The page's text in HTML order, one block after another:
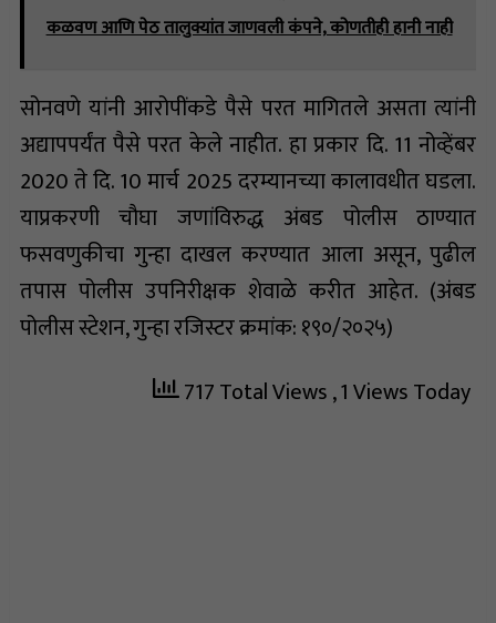
कळवण आणि पेठ तालुक्यांत जाणवली कंपने, कोणतीही हानी नाही
सोनवणे यांनी आरोपींकडे पैसे परत मागितले असता त्यांनी
अद्यापपर्यंत पैसे परत केले नाहीत. हा प्रकार दि. 11 नोव्हेंबर
2020 ते दि. 10 मार्च 2025 दरम्यानच्या कालावधीत घडला.
याप्रकरणी चौघा जणांविरुद्ध अंबड पोलीस ठाण्यात
फसवणुकीचा गुन्हा दाखल करण्यात आला असून, पुढील
तपास पोलीस उपनिरीक्षक शेवाळे करीत आहेत. (अंबड
पोलीस स्टेशन, गुन्हा रजिस्टर क्रमांक: १९०/२०२५)
717 Total Views, 1 Views Today